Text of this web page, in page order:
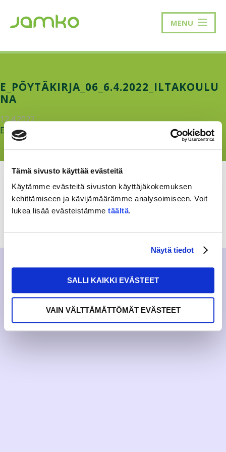
Tämä sivusto käyttää evästeitä
Käytämme evästeitä sivuston käyttäjäkokemuksen
kehittämiseen ja kävijämäärämme analysoimiseen. Voit
lukea lisää evästeistämme täältä.
Näytä tiedot
SALLI KAIKKI EVÄSTEET
VAIN VÄLTTÄMÄTTÖMÄT EVÄSTEET
MENU
E_PÖYTÄKIRJA_06_6.4.2022_ILTAKOULU
NA
12.4.2022
E_Poytakirja_06_6.4.2022_iltakouluna.pdf